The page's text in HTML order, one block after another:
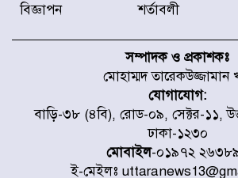
স্থাপনের উদ্যোগ
৭ জেলায় ঝোড়ো
শঙ্কা
বিজ্ঞাপন শর্তাবলী
সম্পাদক ও প্রকাশকঃ
মোহাম্মদ তারেকউজ্জামান
যোগাযোগ:
বাড়ি-৩৮ (৪বি), রোড-০৯, সেক্টর-১১,
ঢাকা-১২৩০
মোবাইল-০১৯৭২
ই-মেইলঃ